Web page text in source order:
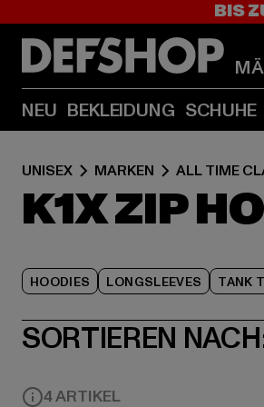
BIS
NEU BEKLEIDUNG SCHUHE
UNISEX MARKEN ALL TIME
K1X ZIP
HOODIES LONGSLEEVES TANK
SORTIEREN
4 ARTIKEL